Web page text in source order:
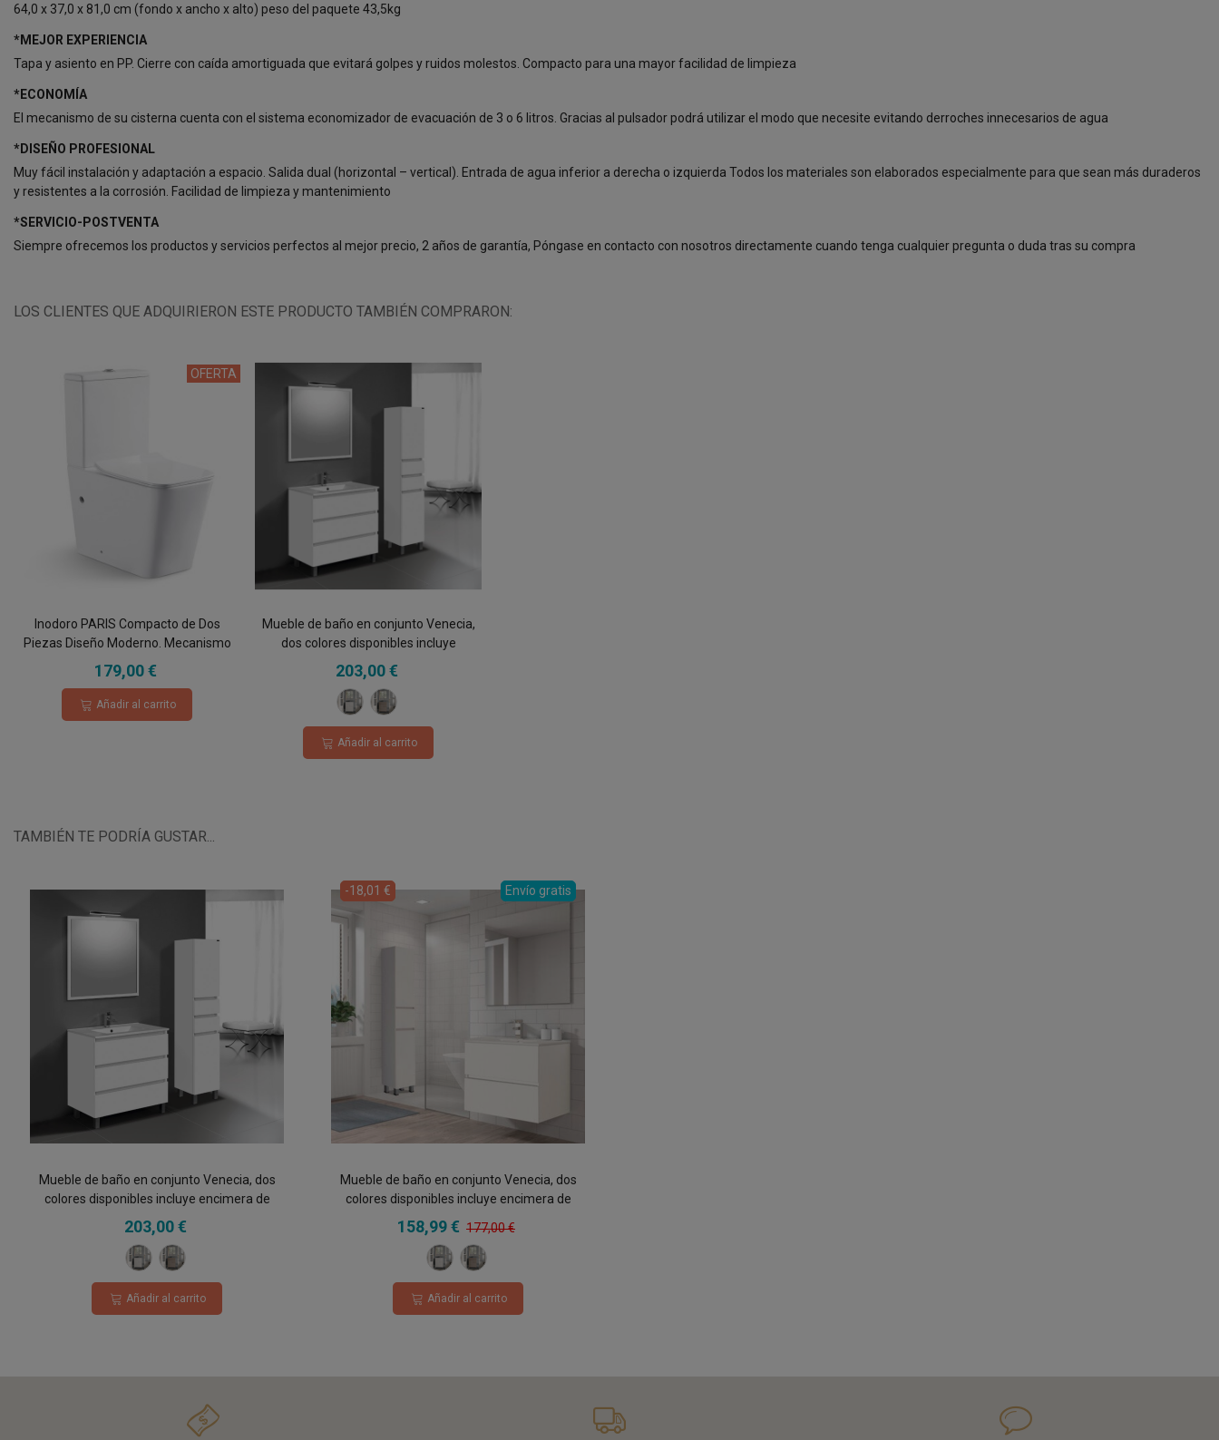
64,0 x 37,0 x 81,0 cm (fondo x ancho x alto) peso del paquete 43,5kg
*MEJOR EXPERIENCIA
Tapa y asiento en PP. Cierre con caída amortiguada que evitará golpes y ruidos molestos. Compacto para una mayor facilidad de limpieza
*ECONOMÍA
El mecanismo de su cisterna cuenta con el sistema economizador de evacuación de 3 o 6 litros. Gracias al pulsador podrá utilizar el modo que necesite evitando derroches innecesarios de agua
*DISEÑO PROFESIONAL
Muy fácil instalación y adaptación a espacio. Salida dual (horizontal – vertical). Entrada de agua inferior a derecha o izquierda Todos los materiales son elaborados especialmente para que sean más duraderos
y resistentes a la corrosión. Facilidad de limpieza y mantenimiento
*SERVICIO-POSTVENTA
Siempre ofrecemos los productos y servicios perfectos al mejor precio, 2 años de garantía, Póngase en contacto con nosotros directamente cuando tenga cualquier pregunta o duda tras su compra
LOS CLIENTES QUE ADQUIRIERON ESTE PRODUCTO TAMBIÉN COMPRARON:
OFERTA
Inodoro PARIS Compacto de Dos
Piezas Diseño Moderno. Mecanismo
Economizador 3/6. Salida Dual.
Asiento en ABS, Rimless.
179,00 €
Añadir al carrito
Mueble de baño en conjunto Venecia,
dos colores disponibles incluye
encimera de porcelana y espejo 3
cajones
203,00 €
BlancoRoble
Hércules
Añadir al carrito
TAMBIÉN TE PODRÍA GUSTAR...
Mueble de baño en conjunto Venecia, dos
colores disponibles incluye encimera de
porcelana y espejo 3 cajones
203,00 €
BlancoRoble
Hércules
Añadir al carrito
Envío gratis
-18,01 €
Mueble de baño en conjunto Venecia, dos
colores disponibles incluye encimera de
porcelana y espejo 2 cajones
158,99 € 177,00 €
BlancoRoble
Hércules
Añadir al carrito